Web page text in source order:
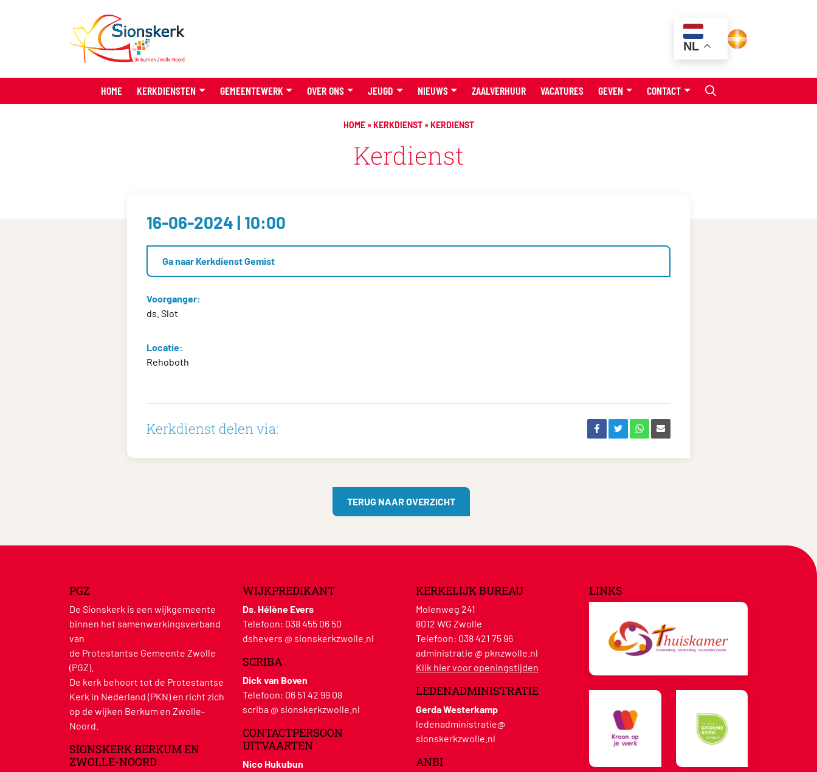
NL
HOME KERKDIENSTEN GEMEENTEWERK OVER ONS JEUGD NIEUWS ZAALVERHUUR VACATURES GEVEN CONTACT
HOME»KERKDIENST»KERDIENST
Kerdienst
16-06-2024 | 10:00
Ga naar Kerkdienst Gemist
Voorganger:
ds. Slot
Locatie:
Rehoboth
Kerkdienst delen via:
TERUG NAAR OVERZICHT
PGZ
De Sionskerk is een wijkgemeente
binnen het samenwerkingsverband
van
de Protestantse Gemeente Zwolle
(PGZ).
De kerk behoort tot de Protestantse
Kerk in Nederland (PKN) en richt zich
op de wijken Berkum en Zwolle-
Noord.
SIONSKERK BERKUM EN
ZWOLLE-NOORD
WIJKPREDIKANT
Ds. Hélène Evers
Telefoon: 038 455 06 50
dshevers @ sionskerkzwolle.nl
SCRIBA
Dick van Boven
Telefoon: 06 51 42 99 08
scriba @ sionskerkzwolle.nl
CONTACTPERSOON
UITVAARTEN
Nico Hukubun
KERKELIJK BUREAU
Molenweg 241
8012 WG Zwolle
Telefoon: 038 421 75 96
administratie @ pknzwolle.nl
Klik hier voor openingstijden
LEDENADMINISTRATIE
Gerda Westerkamp
ledenadministratie@
sionskerkzwolle.nl
ANBI
LINKS